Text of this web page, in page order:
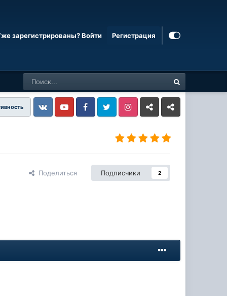
зарегистрированы? Войти Регистрация
VkontakteYouTube FacebookTwitter InstagramLivejournalOdnoklassniki
Поделиться Подписчики 2